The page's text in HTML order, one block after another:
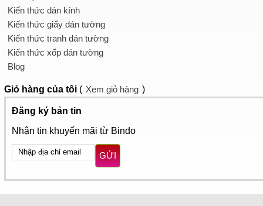
Kiến thức dán kính
Kiến thức giấy dán tường
Kiến thức tranh dán tường
Kiến thức xốp dán tường
Blog
Giỏ hàng của tôi ( Xem giỏ hàng )
Đăng ký bản tin
Nhận tin khuyến mãi từ Bindo
GỬI